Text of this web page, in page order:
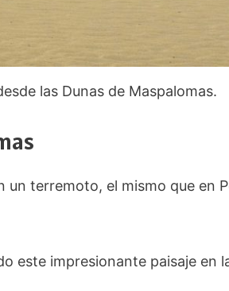
las Dunas de Maspalomas.
terremoto, el mismo que en
este impresionante paisaje en